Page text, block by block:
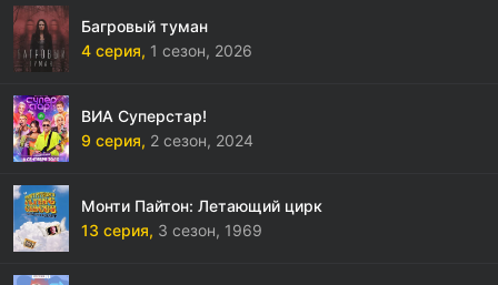
Багровый туман
4 серия, 1 сезон, 2026
ВИА Суперстар!
9 серия, 2 сезон, 2024
Монти Пайтон: Летающий цирк
13 серия, 3 сезон, 1969